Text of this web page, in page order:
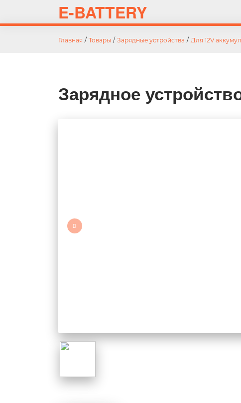
E-BATTERY
Главная / Товары / Зарядные устройства / Для 12V
Зарядное